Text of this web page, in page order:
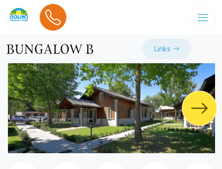
BUNGALOW B Links